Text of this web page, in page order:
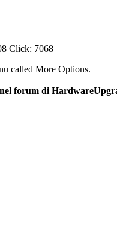
Click: 7068
called More Options.
forum di